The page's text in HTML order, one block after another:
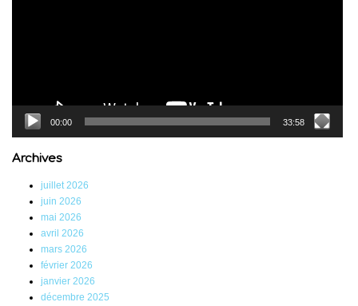
00:00 33:58
Archives
juillet 2026
juin 2026
mai 2026
avril 2026
mars 2026
février 2026
janvier 2026
décembre 2025